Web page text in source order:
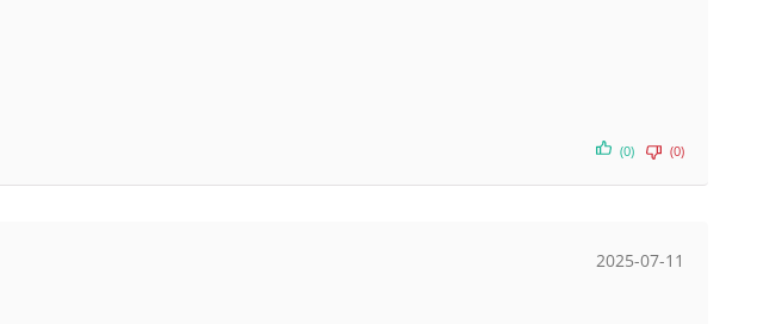
(0) (0)
2025-07-11